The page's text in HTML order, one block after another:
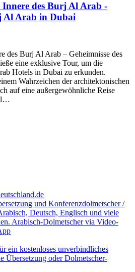
des Burj Al Arab -
Al Arab in Dubai
des Burj Al Arab – Geheimnisse des
eine exklusive Tour, um die
Hotels in Dubai zu erkunden.
Wahrzeichen der architektonischen
auf eine außergewöhnliche Reise
und Konferenzdolmetscher /
Deutsch, Englisch und viele
Arabisch-Dolmetscher via Video-
ein kostenloses unverbindliches
Übersetzung oder Dolmetscher-